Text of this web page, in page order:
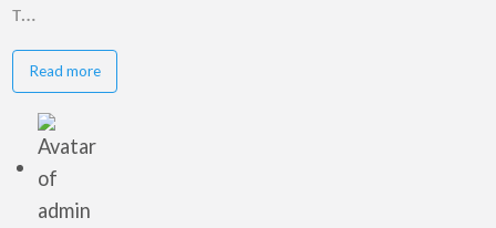
т…
Read moreabout
объявления